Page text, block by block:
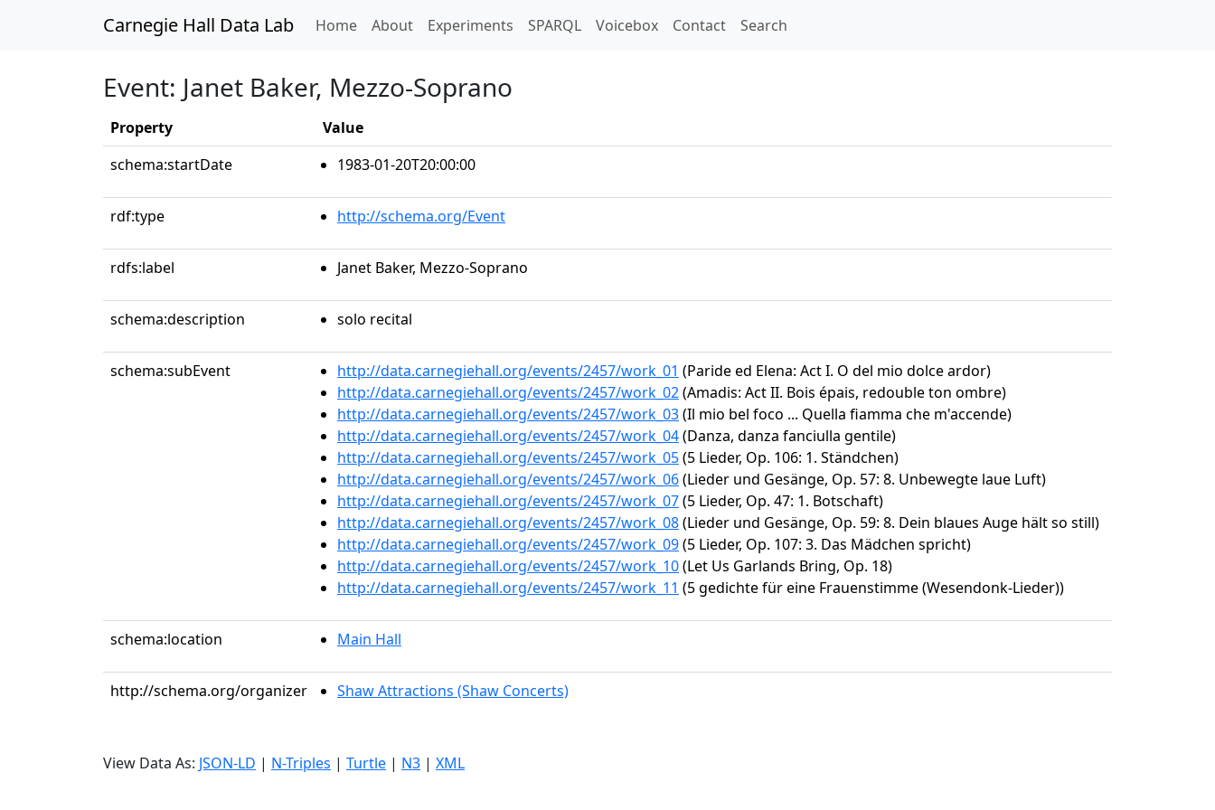
Carnegie Hall Data Lab Home(current)
About Experiments SPARQL Voicebox Contact Search
Event: Janet Baker, Mezzo-Soprano
Property
Value
schema:startDate
1983-01-20T20:00:00
rdf:type http://schema.org/Event
rdfs:label Janet Baker, Mezzo-Soprano
schema:description solo recital
schema:subEvent http://data.carnegiehall.org/events/2457/work_01 (Paride ed Elena: Act I. O del mio dolce ardor)
http://data.carnegiehall.org/events/2457/work_02(Amadis: Act II. Bois épais, redouble ton ombre)
http://data.carnegiehall.org/events/2457/work_03(Il mio bel foco ... Quella fiamma che m'accende)
http://data.carnegiehall.org/events/2457/work_04(Danza, danza fanciulla gentile)
http://data.carnegiehall.org/events/2457/work_05(5 Lieder, Op. 106: 1. Ständchen)
http://data.carnegiehall.org/events/2457/work_06(Lieder und Gesänge, Op. 57: 8. Unbewegte laue Luft)
http://data.carnegiehall.org/events/2457/work_07(5 Lieder, Op. 47: 1. Botschaft)
http://data.carnegiehall.org/events/2457/work_08(Lieder und Gesänge, Op. 59: 8. Dein blaues Auge hält so still)
http://data.carnegiehall.org/events/2457/work_09(5 Lieder, Op. 107: 3. Das Mädchen spricht)
http://data.carnegiehall.org/events/2457/work_10(Let Us Garlands Bring, Op. 18)
http://data.carnegiehall.org/events/2457/work_11 (5 gedichte für eine Frauenstimme (Wesendonk-Lieder))
schema:location Main Hall
http://schema.org/organizer Shaw Attractions (Shaw Concerts)
View Data As: JSON-LD | N-Triples | Turtle | N3 | XML